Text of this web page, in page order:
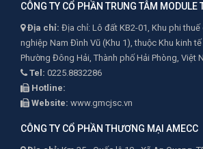
CÔNG TY CỔ PHẦN TRUNG TÂM MODULE
Địa chỉ: Địa chỉ: Lô đất KB2-01, Khu phi
nghiệp Nam Đình Vũ (Khu 1), thuộc Khu kinh tế
Phường Đông Hải, Thành phố Hải Phòng, Việt
Tel: 0225.8832286
Hotline:
Website: www.gmcjsc.vn
CÔNG TY CỔ PHẦN THƯƠNG MẠI AMECC